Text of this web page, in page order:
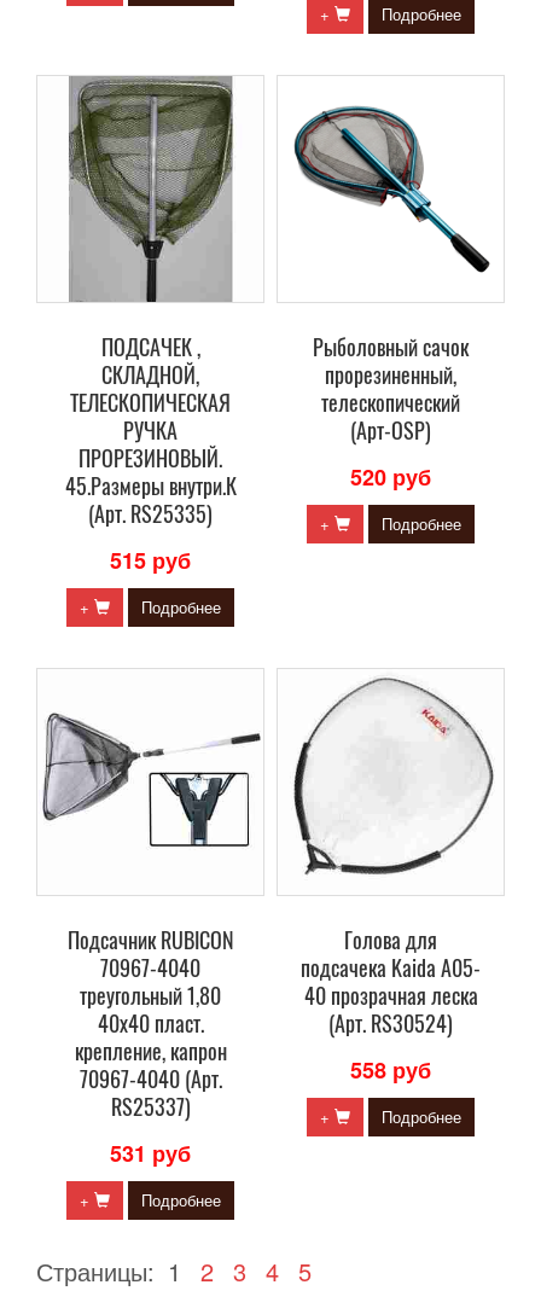
+ Подробнее
ПОДСАЧЕК ,
СКЛАДНОЙ,
ТЕЛЕСКОПИЧЕСКАЯ
РУЧКА
ПРОРЕЗИНОВЫЙ.
45.Размеры внутри.К
(Арт. RS25335)
515 руб
+ Подробнее
Рыболовный сачок
прорезиненный,
телескопический
(Арт-OSP)
520 руб
+ Подробнее
Подсачник RUBICON
70967-4040
треугольный 1,80
40х40 пласт.
крепление, капрон
70967-4040 (Арт.
RS25337)
531 руб
+ Подробнее
Голова для
подсачека Kaida A05-
40 прозрачная леска
(Арт. RS30524)
558 руб
+ Подробнее
Страницы: 1 2 3 4 5